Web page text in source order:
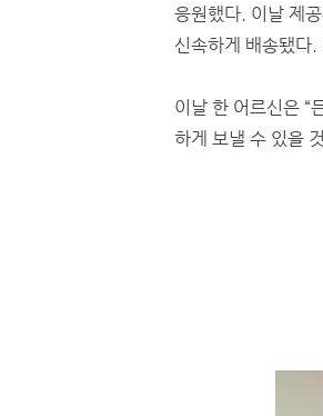
응원했다. 이날 제
신속하게 배송됐다
이날 한 어르신은 “
하게 보낼 수 있을